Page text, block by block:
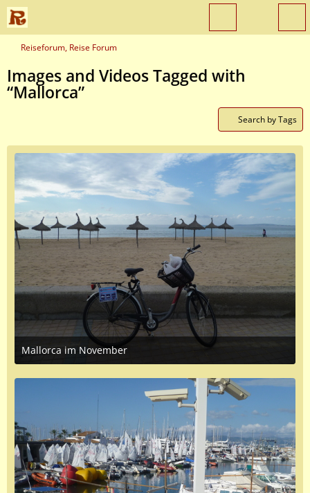
Reiseforum, Reise Forum
Images and Videos Tagged with
“Mallorca”
Search by Tags
Mallorca im November
April 2, 2017 at 5:53 PM
1